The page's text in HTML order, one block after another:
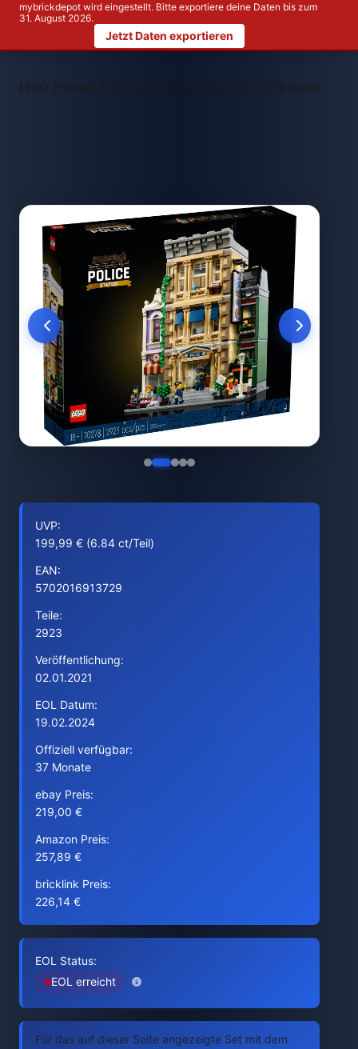
mybrickdepot wird eingestellt. Bitte exportiere deine Daten bis zum
31. August 2026.
Jetzt Daten exportieren
LEGO Themen > LEGO 10278 Polizeistation
UVP:
199,99 € (6.84 ct/Teil)
EAN:
5702016913729
Teile:
2923
Veröffentlichung:
02.01.2021
EOL Datum:
19.02.2024
Offiziell verfügbar:
37 Monate
ebay Preis:
219,00 €
Amazon Preis:
257,89 €
bricklink Preis:
226,14 €
EOL Status:
EOL erreicht
Für das auf dieser Seite angezeigte Set mit dem